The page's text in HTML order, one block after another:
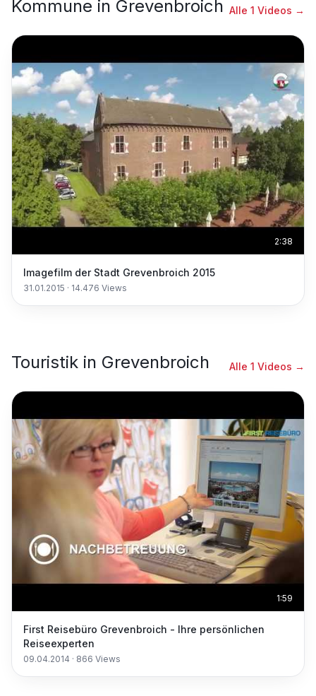
Kommune in Grevenbroich Alle 1 Videos →
2:38
Imagefilm der Stadt Grevenbroich 2015
31.01.2015 · 14.476 Views
Touristik in Grevenbroich Alle 1 Videos →
1:59
First Reisebüro Grevenbroich - Ihre persönlichen
Reiseexperten
09.04.2014 · 866 Views